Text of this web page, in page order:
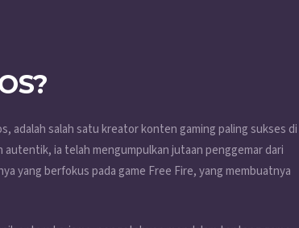
adalah salah satu kreator konten gaming paling sukses di
ia telah mengumpulkan jutaan penggemar dari
yang berfokus pada game Free Fire, yang membuatnya